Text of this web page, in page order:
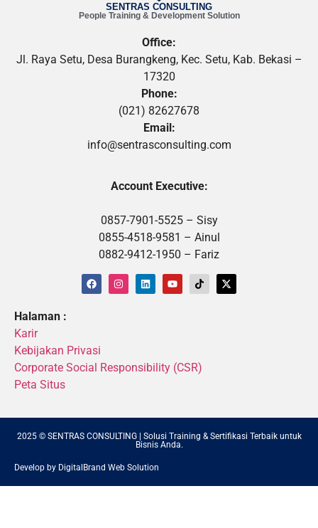
SENTRAS CONSULTING
People Training & Development Solution
Office:
Jl. Raya Setu, Desa Burangkeng, Kec. Setu, Kab. Bekasi –
17320
Phone:
(021) 82627678
Email:
info@sentrasconsulting.com
Account Executive:
0857-7901-5525 – Sisy
0855-4518-9581 – Ainul
0882-9412-1950 – Fariz
Halaman :
Karir
Kebijakan Privasi
Corporate Social Responsibility (CSR)
Peta Situs
2025 © SENTRAS CONSULTING | Solusi Training & Sertifikasi Terbaik untuk
Bisnis Anda.
Develop by DigitalBrand Web Solution